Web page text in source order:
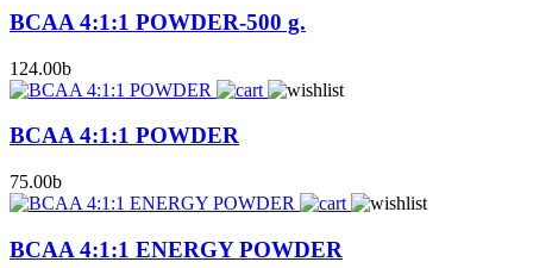
BCAA 4:1:1 POWDER-500 g.
124.00b
BCAA 4:1:1 POWDER
75.00b
BCAA 4:1:1 ENERGY POWDER